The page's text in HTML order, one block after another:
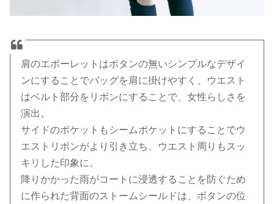
肩のエポーレットはボタンの無いシンプルなデザイ
ンにすることでバッグを肩に掛けやすく、ウエスト
はベルト部分をリボンにすることで、女性らしさを
演出。
サイドのポケットもシームポケットにすることでウ
エストリボンがより引き立ち、ウエスト周りもスッ
キリした印象に。
降りかかった雨がコートに浸透することを防ぐため
に作られた背面のストームシールドは、ボタンの位